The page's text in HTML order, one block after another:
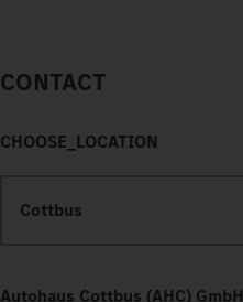
CONTACT
CHOOSE_LOCATION
Cottbus
Autohaus Cottbus (AHC) GmbH